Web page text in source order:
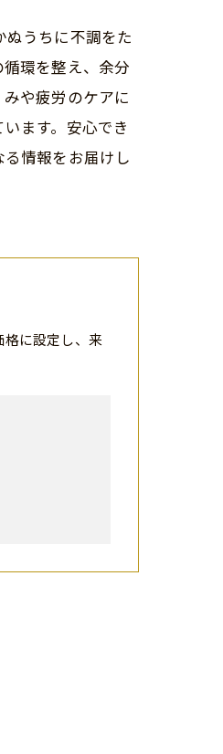
うちに不調をた
環を整え、余分
や疲労のケアに
ます。安心でき
情報をお届けし
に設定し、来